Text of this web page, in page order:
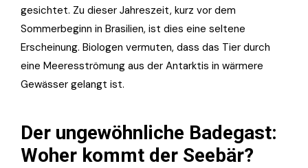
gesichtet. Zu dieser Jahreszeit, kurz vor dem
Sommerbeginn in Brasilien, ist dies eine seltene
Erscheinung. Biologen vermuten, dass das Tier durch
eine Meeresströmung aus der Antarktis in wärmere
Gewässer gelangt ist.
Der ungewöhnliche Badegast:
Woher kommt der Seebär?